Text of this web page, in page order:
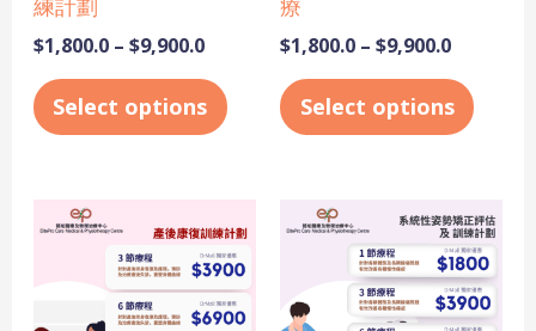
$1,800.0 – $9,900.0
Select options
product
$1,800.0 – $9,900.0
Select options
range:
$3,900.0
through
$9,900.0
product
has
multiple
Price
range:
$1,800.0
through
$9,900.0
This
has